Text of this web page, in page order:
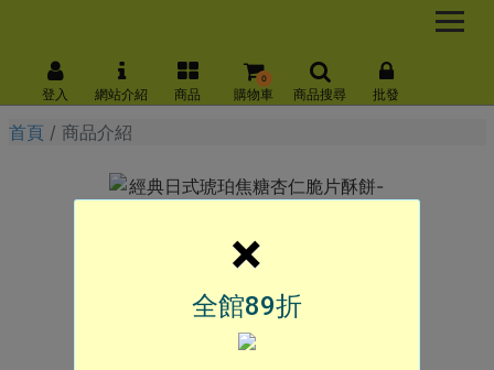
登入 網站介紹 商品 購物車
0
商品搜尋 批發
首頁 商品介紹
×
全館89折